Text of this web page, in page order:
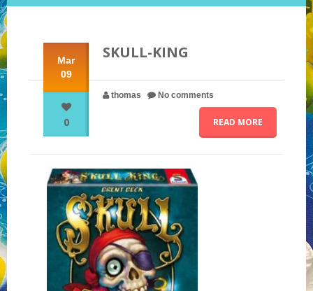
LES SÉANCES DE JEU
FESTIVAL DU JEU
NOS JEUX
NOS PARTENAIRES
QUI SOMMES-NOUS ?
NOUS CONTACTER !
Mar
09
0
SKULL-KING
thomas No comments
READ MORE